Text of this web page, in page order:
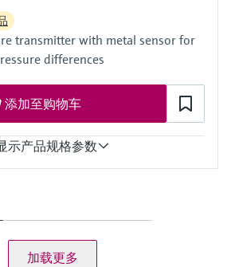
transmitter with metal sensor for
differences
添加至购物车
示产品规格参数
加载更多